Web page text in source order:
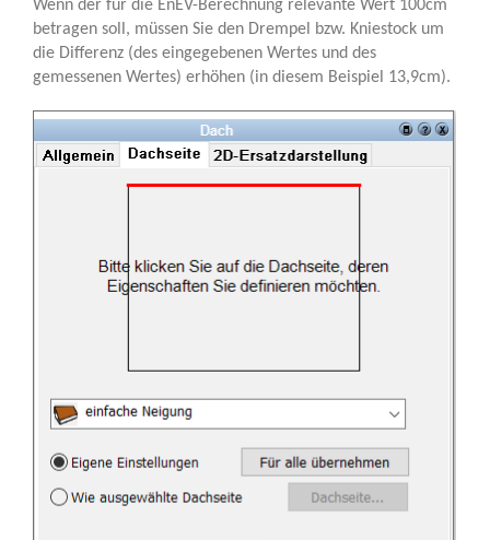
Wenn der für die EnEV-Berechnung relevante Wert 100cm
betragen soll, müssen Sie den Drempel bzw. Kniestock um
die Differenz (des eingegebenen Wertes und des
gemessenen Wertes) erhöhen (in diesem Beispiel 13,9cm).